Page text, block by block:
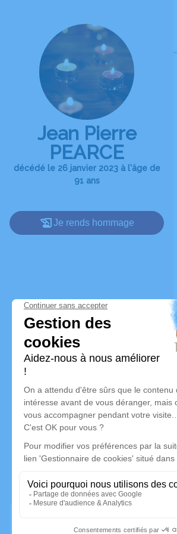
Jean Pierre
PEARCE
décédé le 26 janvier 2023 à l'âge de
91 ans
Je rends hommage